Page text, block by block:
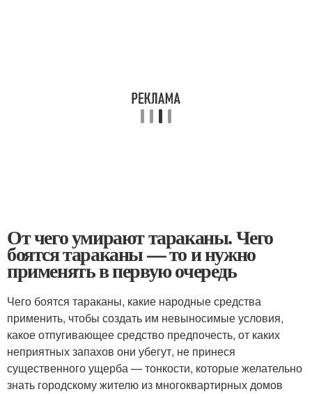
От чего умирают тараканы. Чего
боятся тараканы — то и нужно
применять в первую очередь
Чего боятся тараканы, какие народные средства
применить, чтобы создать им невыносимые условия,
какое отпугивающее средство предпочесть, от каких
неприятных запахов они убегут, не принеся
существенного ущерба — тонкости, которые желательно
знать городскому жителю из многоквартирных домов